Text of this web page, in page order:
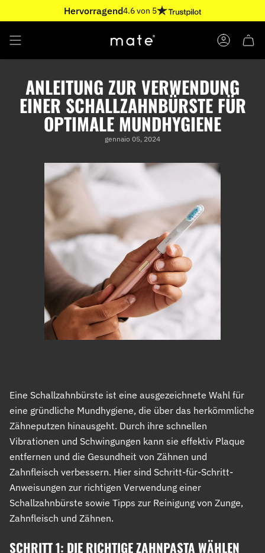
Hervorragend4.6 von 5
ACCOUNT
ANLEITUNG ZUR VERWENDUNG
EINER SCHALLZAHNBÜRSTE FÜR
OPTIMALE MUNDHYGIENE
gennaio 05, 2024
Eine Schallzahnbürste ist eine ausgezeichnete Wahl für
eine gründliche Mundhygiene, die über das herkömmliche
Zähneputzen hinausgeht. Durch ihre schnellen
Vibrationen und Schwingungen kann sie effektiv Plaque
entfernen und die Gesundheit von Zähnen und
Zahnfleisch verbessern. Hier sind Schritt-für-Schritt-
Anweisungen zur richtigen Verwendung einer
Schallzahnbürste sowie Tipps zur Reinigung von Zunge,
Zahnfleisch und Zähnen.
SCHRITT 1: DIE RICHTIGE ZAHNPASTA WÄHLEN